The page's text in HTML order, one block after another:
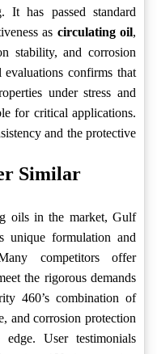
It has passed standard
as circulating oil,
stability, and corrosion
evaluations confirms that
under stress and
for critical applications.
and the protective
Similar
oils in the market, Gulf
unique formulation and
competitors offer
the rigorous demands
460’s combination of
and corrosion protection
User testimonials